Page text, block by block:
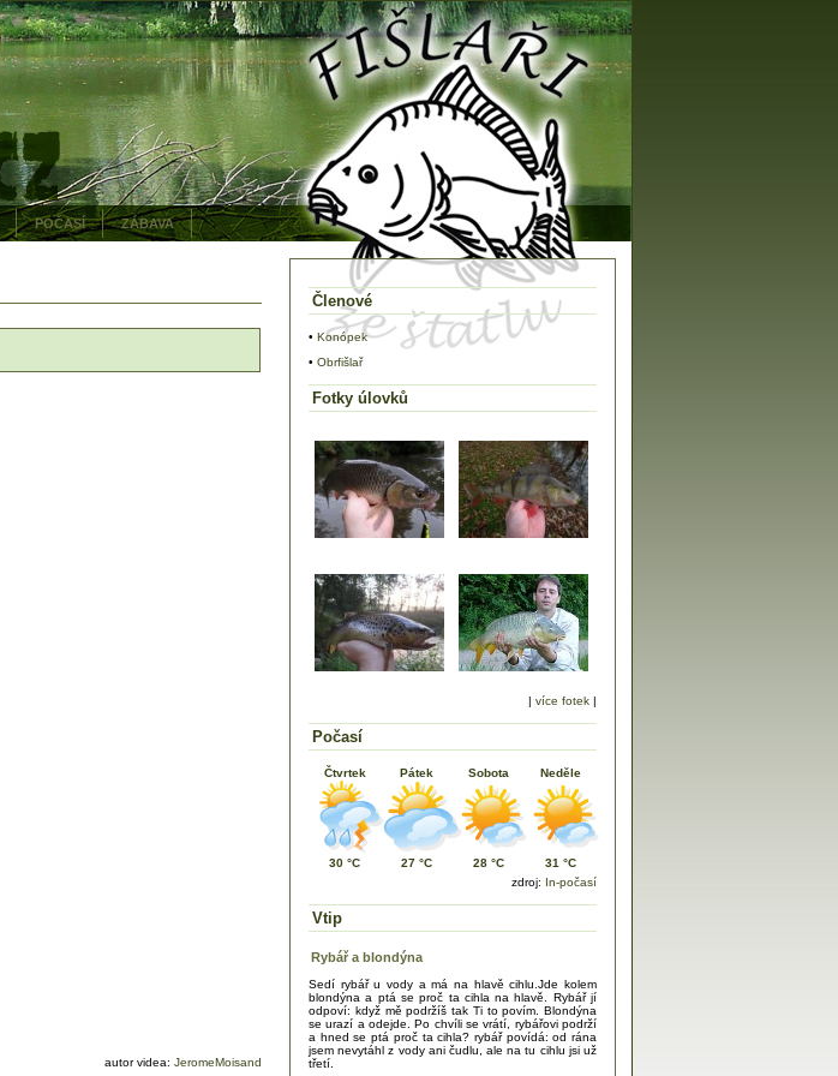
POČASÍ ZÁBAVA
autor videa: JeromeMoisand
Členové
• Konópek
• Obrfišlař
Fotky úlovků
| více fotek |
Počasí
Čtvrtek
30 °C
Pátek
27 °C
Sobota
28 °C
Neděle
31 °C
zdroj: In-počasí
Vtip
Rybář a blondýna
Sedí rybář u vody a má na hlavě cihlu.Jde kolem
blondýna a ptá se proč ta cihla na hlavě. Rybář jí
odpoví: když mě podržíš tak Ti to povím. Blondýna
se urazí a odejde. Po chvíli se vrátí, rybářovi podrží
a hned se ptá proč ta cihla? rybář povídá: od rána
jsem nevytáhl z vody ani čudlu, ale na tu cihlu jsi už
třetí.